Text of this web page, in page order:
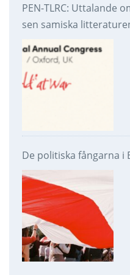
PEN-TLRC: Uttalande
sen samiska
De politiska fångarna i